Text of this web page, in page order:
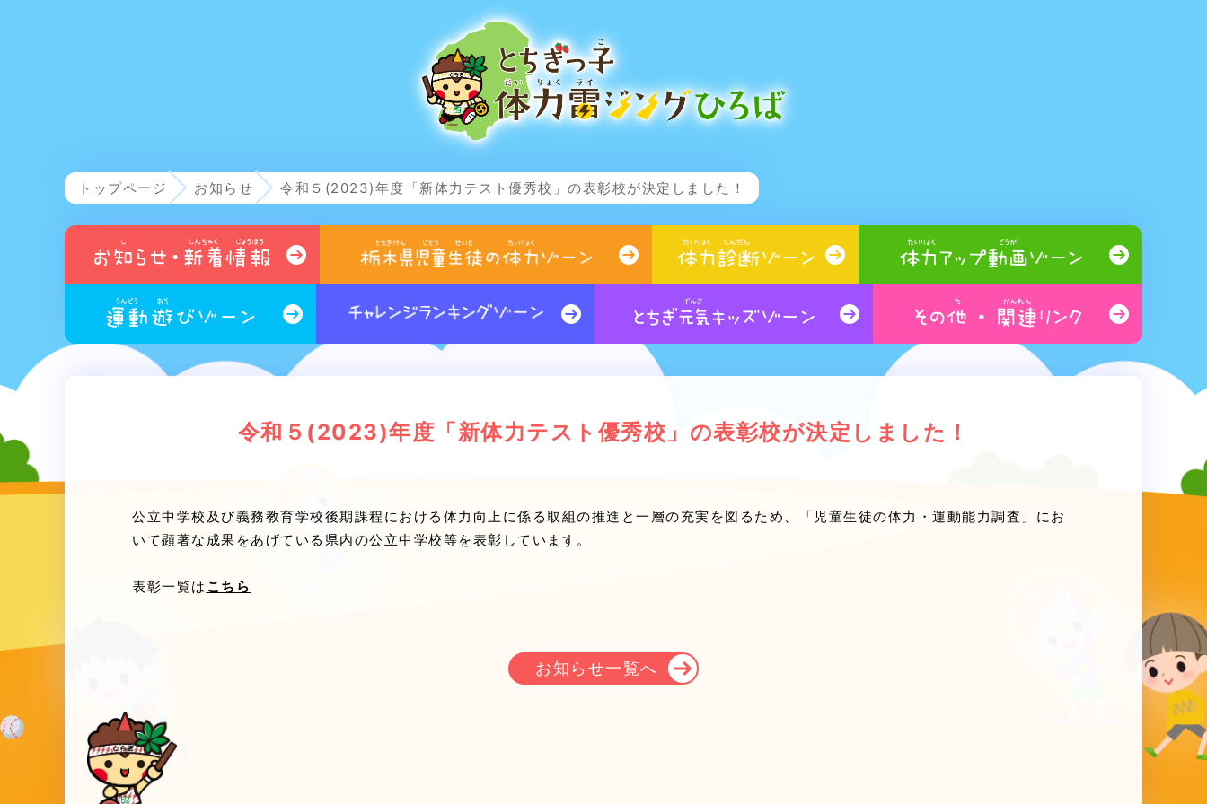
トップページ お知らせ 令和５(2023)年度「新体力テスト優秀校」の表彰校が決定しました！
令和５(2023)年度「新体力テスト優秀校」の表彰校が決定しました！
公立中学校及び義務教育学校後期課程における体力向上に係る取組の推進と一層の充実を図るため、「児童生徒の体力・運動能力調査」にお
いて顕著な成果をあげている県内の公立中学校等を表彰しています。
表彰一覧は こちら
お知らせ一覧へ